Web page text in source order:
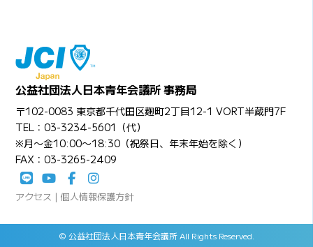
公益社団法人日本青年会議所 事務局
〒102-0083 東京都千代田区麹町2丁目12-1 VORT半蔵門7F
TEL：03-3234-5601（代）
※月〜金10:00〜18:30（祝祭日、年末年始を除く）
FAX：03-3265-2409
アクセス |個人情報保護方針
© 公益社団法人日本青年会議所 All Rights Reserved.